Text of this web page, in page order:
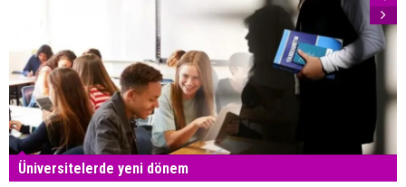
Üniversitelerde yeni dönem